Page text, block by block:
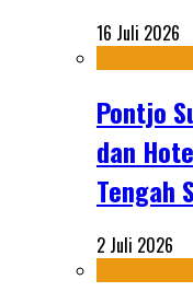
16 Juli 2026
Pontjo
dan
Tengah
2 Juli 2026